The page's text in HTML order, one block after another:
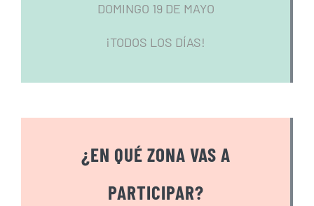
DOMINGO 19 DE MAYO
¡TODOS LOS DÍAS!
¿EN QUÉ ZONA VAS A
PARTICIPAR?